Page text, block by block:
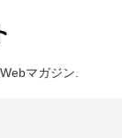
マガジン.